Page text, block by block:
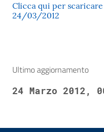
Clicca qui per
24/03/2012
Ultimo aggiornamento
24 Marzo 2012,